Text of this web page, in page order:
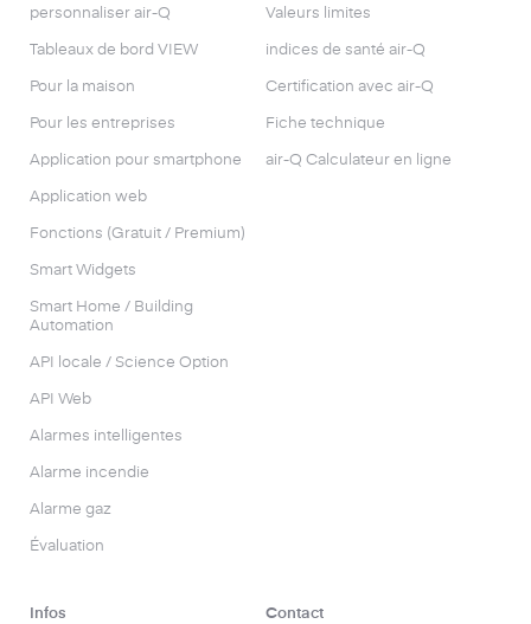
personnaliser air-Q
Tableaux de bord VIEW
Pour la maison
Pour les entreprises
Application pour smartphone
Application web
Fonctions (Gratuit / Premium)
Smart Widgets
Smart Home / Building
Automation
API locale / Science Option
API Web
Alarmes intelligentes
Alarme incendie
Alarme gaz
Évaluation
Valeurs limites
indices de santé air-Q
Certification avec air-Q
Fiche technique
air-Q Calculateur en ligne
Infos Contact